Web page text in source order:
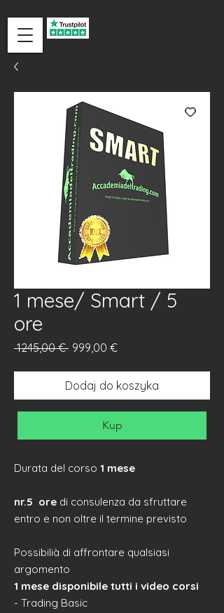
1 mese/ Smart / 5
ore
1245,00 € Regularna
999,00 €Cena
Dodaj do koszyka
Kup
Durata del corso 1 mese
nr.5 ore di consulenza da sfruttare
entro e non oltre il termine previsto
Possibilià di affrontare qualsiasi
argomento
1 mese disponibile tutti i video corsi
- Trading Basic